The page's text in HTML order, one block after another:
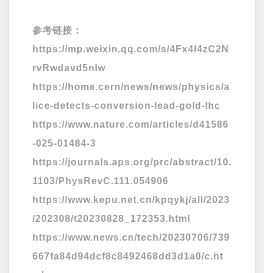
参考链接：
https://mp.weixin.qq.com/s/4Fx4I4zC2N
rvRwdavd5nlw
https://home.cern/news/news/physics/a
lice-detects-conversion-lead-gold-lhc
https://www.nature.com/articles/d41586
-025-01484-3
https://journals.aps.org/prc/abstract/10.
1103/PhysRevC.111.054906
https://www.kepu.net.cn/kpqykj/all/2023
/202308/t20230828_172353.html
https://www.news.cn/tech/20230706/739
667fa84d94dcf8c8492468dd3d1a0/c.ht